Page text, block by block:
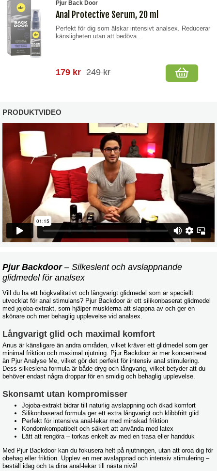
Pjur Back Door
Anal Protective Serum, 20 ml
Perfekt för dig som älskar intensivt analsex. Reducerar
känsligheten utan att bedöva...
179 kr 249 kr
PRODUKTVIDEO
Pjur Backdoor– Silkeslent och avslappnande
glidmedel för analsex
Vill du ha ett högkvalitativt och långvarigt glidmedel som är speciellt
utvecklat för anal stimulans? Pjur Backdoor är ett silikonbaserat glidmedel
med jojoba-extrakt, som hjälper musklerna att slappna av och ger en
skönare och mer behaglig upplevelse vid analsex.
Långvarigt glid och maximal komfort
Anus är känsligare än andra områden, vilket kräver ett glidmedel som ger
minimal friktion och maximal njutning. Pjur Backdoor är mer koncentrerat
än Pjur Analyse Me, vilket gör det perfekt för intensiv anal stimulering.
Dess silkeslena formula är både dryg och långvarig, vilket betyder att du
behöver endast några droppar för en smidig och behaglig upplevelse.
Skonsamt utan kompromisser
Jojoba-extrakt bidrar till naturlig avslappning och ökad komfort
Silikonbaserad formula ger ett extra långvarigt och klibbfritt glid
Perfekt för intensiva anal-lekar med minskad friktion
Kondomkompatibelt och säkert att använda med latex
Lätt att rengöra – torkas enkelt av med en trasa eller handduk
Med Pjur Backdoor kan du fokusera helt på njutningen, utan att oroa dig för
obehag eller friktion. Upplev en mer avslappnad och intensiv stimulering –
beställ idag och ta dina anal-lekar till nästa nivå!